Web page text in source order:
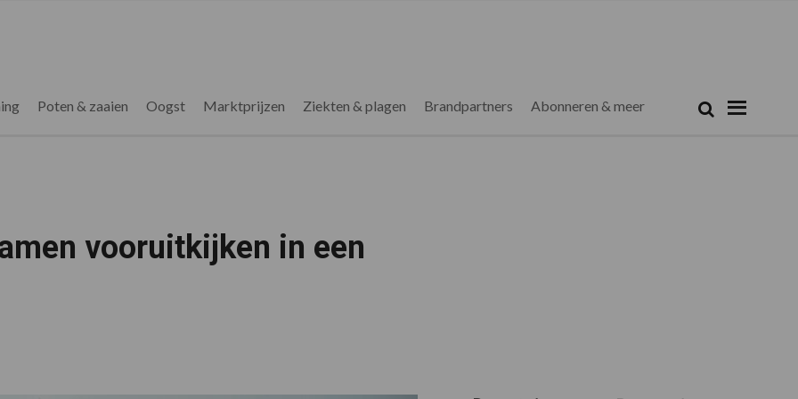
Poten & zaaien Oogst Marktprijzen Ziekten & plagen Brandpartners Abonneren & meer Zoek
vooruitkijken in een